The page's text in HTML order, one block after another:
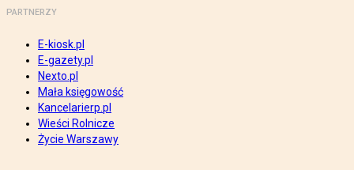
PARTNERZY
E-kiosk.pl
E-gazety.pl
Nexto.pl
Mała księgowość
Kancelarierp.pl
Wieści Rolnicze
Życie Warszawy